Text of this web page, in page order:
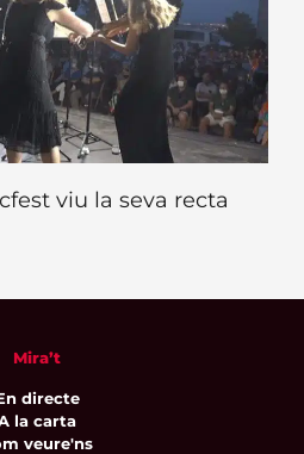
viu la seva recta
Mira’t
directe
la carta
veure'ns